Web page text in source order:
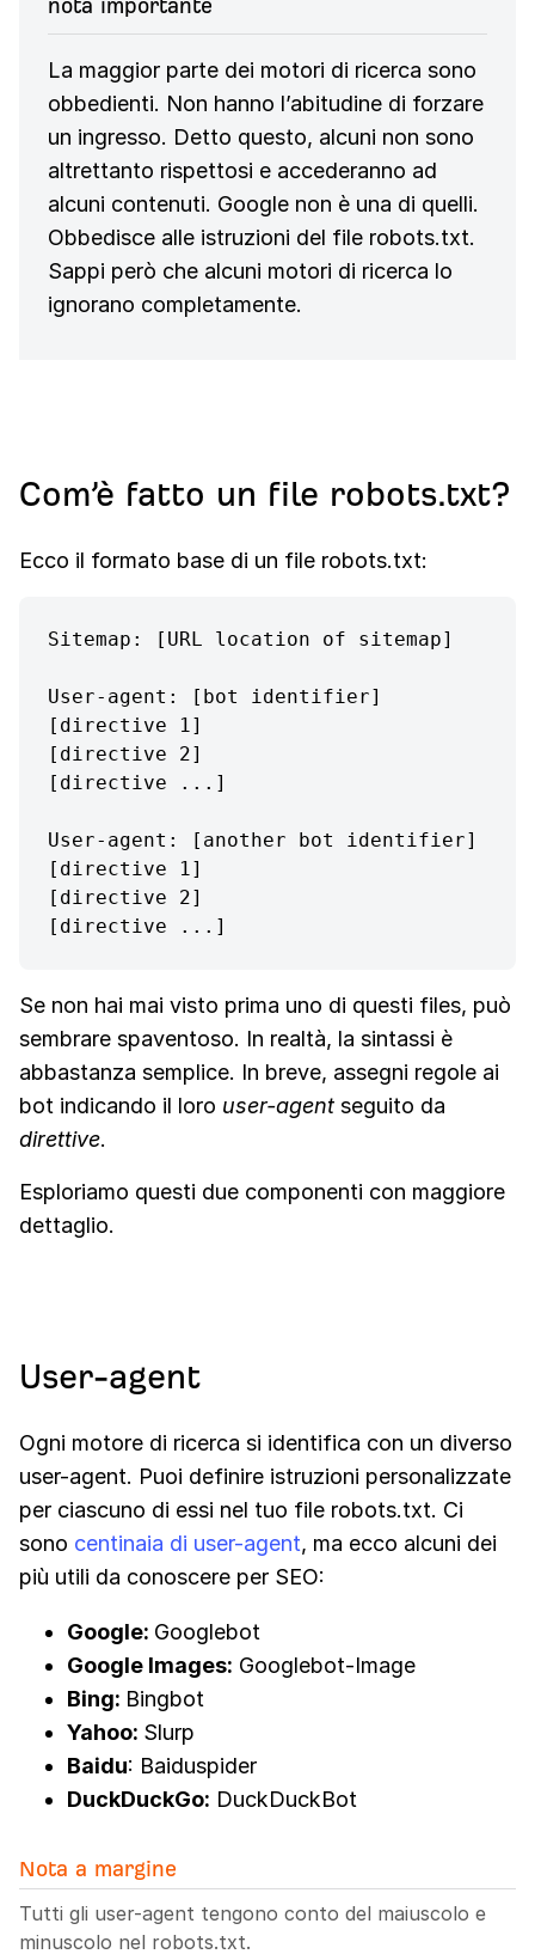
nota importante
La maggior parte dei motori di ricerca sono
obbedienti. Non hanno l’abitudine di forzare
un ingresso. Detto questo, alcuni non sono
altrettanto rispettosi e accederanno ad
alcuni contenuti. Google non è una di quelli.
Obbedisce alle istruzioni del file robots.txt.
Sappi però che alcuni motori di ricerca lo
ignorano completamente.
Com’è fatto un file robots.txt?
Ecco il formato base di un file robots.txt:
Sitemap: [URL location of sitemap]
User-agent: [bot identifier]
[directive 1]
[directive 2]
[directive ...]
User-agent: [another bot identifier]
[directive 1]
[directive 2]
[directive ...]
Se non hai mai visto prima uno di questi files, può
sembrare spaventoso. In realtà, la sintassi è
abbastanza semplice. In breve, assegni regole ai
bot indicando il loro user-agent seguito da
direttive.
Esploriamo questi due componenti con maggiore
dettaglio.
User-agent
Ogni motore di ricerca si identifica con un diverso
user-agent. Puoi definire istruzioni personalizzate
per ciascuno di essi nel tuo file robots.txt. Ci
sono centinaia di user-agent, ma ecco alcuni dei
più utili da conoscere per SEO:
Google: Googlebot
Google Images: Googlebot-Image
Bing: Bingbot
Yahoo: Slurp
Baidu: Baiduspider
DuckDuckGo: DuckDuckBot
Nota a margine
Tutti gli user-agent tengono conto del maiuscolo e
minuscolo nel robots.txt.